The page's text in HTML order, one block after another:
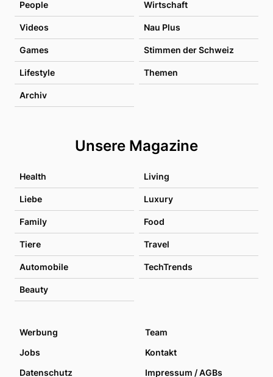
People Wirtschaft
Videos Nau Plus
Games Stimmen der Schweiz
Lifestyle Themen
Archiv
Unsere Magazine
Health Living
Liebe Luxury
Family Food
Tiere Travel
Automobile TechTrends
Beauty
Werbung
Team
Jobs
Kontakt
Datenschutz
Impressum / AGBs